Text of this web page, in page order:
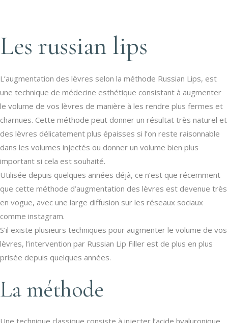
Les russian lips
L’augmentation des lèvres selon la méthode Russian Lips, est
une technique de médecine esthétique consistant à augmenter
le volume de vos lèvres de manière à les rendre plus fermes et
charnues. Cette méthode peut donner un résultat très naturel et
des lèvres délicatement plus épaisses si l’on reste raisonnable
dans les volumes injectés ou donner un volume bien plus
important si cela est souhaité.
Utilisée depuis quelques années déjà, ce n’est que récemment
que cette méthode d’augmentation des lèvres est devenue très
en vogue, avec une large diffusion sur les réseaux sociaux
comme instagram.
S’il existe plusieurs techniques pour augmenter le volume de vos
lèvres, l’intervention par Russian Lip Filler est de plus en plus
prisée depuis quelques années.
La méthode
Une technique classique consiste à injecter l’acide hyaluronique